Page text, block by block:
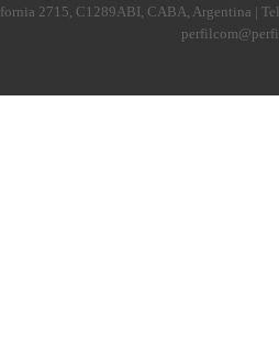
2715, C1289ABI, CABA, Argentina |